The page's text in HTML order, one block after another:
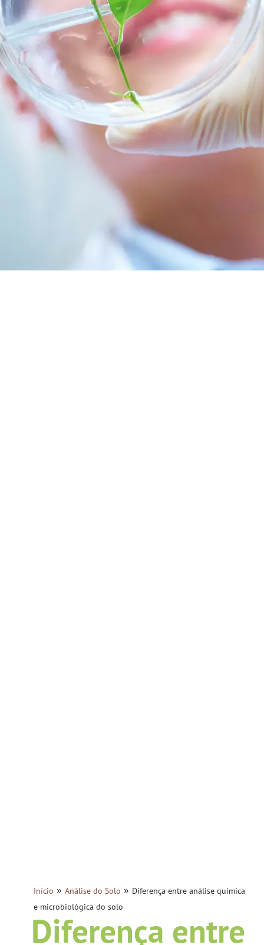
Início »Análise do Solo » Diferença entre análise química
e microbiológica do solo
Diferença entre